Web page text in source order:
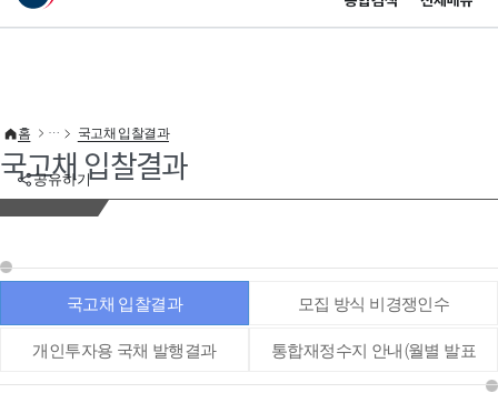
이 누리집은 대한민국 공식 전자정부 누리집입니다.
공유하기
홈 국고채 입찰결과
국고채 입찰결과
국고채 입찰결과 모집 방식 비경쟁인수
개인투자용 국채 발행결과 통합재정수지 안내(월별 발표